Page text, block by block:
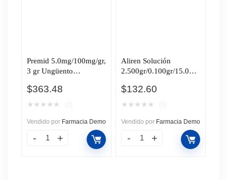
Premid 5.0mg/100mg/gr,
3 gr Ungüento
$363.48
★ ★ ★ ★ ★
Vendido por Farmacia Demo
Aliren Solución
2.500gr/0.100gr/15.000
$132.60
★ ★ ★ ★ ★
Vendido por Farmacia Demo